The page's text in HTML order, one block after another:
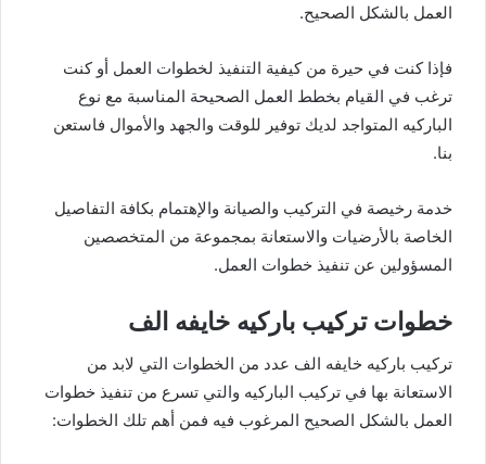
العمل بالشكل الصحيح.
فإذا كنت في حيرة من كيفية التنفيذ لخطوات العمل أو كنت
ترغب في القيام بخطط العمل الصحيحة المناسبة مع نوع
الباركيه المتواجد لديك توفير للوقت والجهد والأموال فاستعن
بنا.
خدمة رخيصة في التركيب والصيانة والإهتمام بكافة التفاصيل
الخاصة بالأرضيات والاستعانة بمجموعة من المتخصصين
المسؤولين عن تنفيذ خطوات العمل.
خطوات تركيب باركيه خايفه الف
تركيب باركيه خايفه الف عدد من الخطوات التي لابد من
الاستعانة بها في تركيب الباركيه والتي تسرع من تنفيذ خطوات
العمل بالشكل الصحيح المرغوب فيه فمن أهم تلك الخطوات: